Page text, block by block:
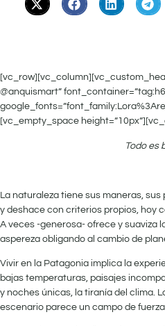
@anquismart”
[vc_empty_space
Todo es
La naturaleza tiene sus maneras,
y deshace con criterios propios, hoy
A veces -generosa- ofrece y suaviza
aspereza obligando al cambio de
Vivir en la Patagonia implica la
bajas temperaturas, paisajes
y noches únicas, la tiranía del clima.
escenario parece un campo de